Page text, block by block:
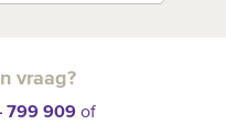
vraag?
799 909 of